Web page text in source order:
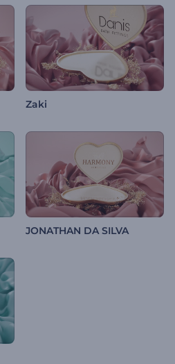
Zaki
JONATHAN DA SILVA